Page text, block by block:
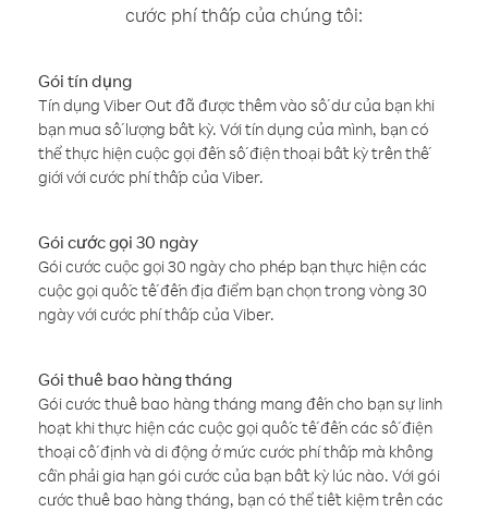
cước phí thấp của chúng tôi:
Gói tín dụng
Tín dụng Viber Out đã được thêm vào số dư của bạn khi
bạn mua số lượng bất kỳ. Với tín dụng của mình, bạn có
thể thực hiện cuộc gọi đến số điện thoại bất kỳ trên thế
giới với cước phí thấp của Viber.
Gói cước gọi 30 ngày
Gói cước cuộc gọi 30 ngày cho phép bạn thực hiện các
cuộc gọi quốc tế đến địa điểm bạn chọn trong vòng 30
ngày với cước phí thấp của Viber.
Gói thuê bao hàng tháng
Gói cước thuê bao hàng tháng mang đến cho bạn sự linh
hoạt khi thực hiện các cuộc gọi quốc tế đến các số điện
thoại cố định và di động ở mức cước phí thấp mà không
cần phải gia hạn gói cước của bạn bất kỳ lúc nào. Với gói
cước thuê bao hàng tháng, bạn có thể tiết kiệm trên các